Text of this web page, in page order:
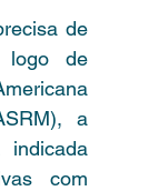
de
logo de
a
indicada
com